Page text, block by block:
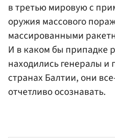
в третью мировую с
оружия массового
массированными
И в каком бы припадке
находились генералы
странах Балтии, они
отчетливо осознавать.